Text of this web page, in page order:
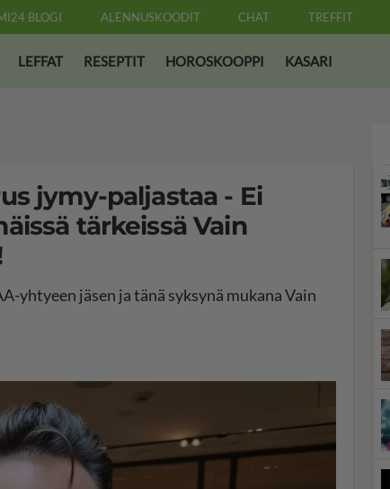
BLOGI ALENNUSKOODIT CHAT TREFFIT
LEFFAT RESEPTIT HOROSKOOPPI KASARI
jymy-paljastaa - Ei
tärkeissä Vain
yhtyeen jäsen ja tänä syksynä mukana Vain